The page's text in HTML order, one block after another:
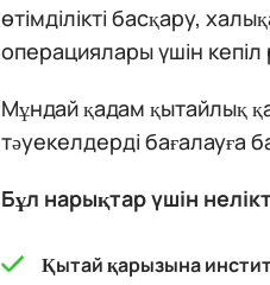
өтімділікті басқару,
операциялары үшін кепіл
Мұндай қадам қытайлық
тәуекелдерді бағалауға
Бұл нарықтар үшін
Қытай қарызына